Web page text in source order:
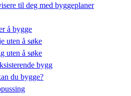
til deg med byggeplaner
å bygge
uten å søke
uten å søke
bygg
du bygge?